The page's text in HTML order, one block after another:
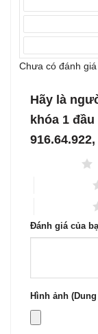
sao
hạng
sao
Chưa có đánh
Hãy là
khóa 1
Đánh giá của
Hình ảnh